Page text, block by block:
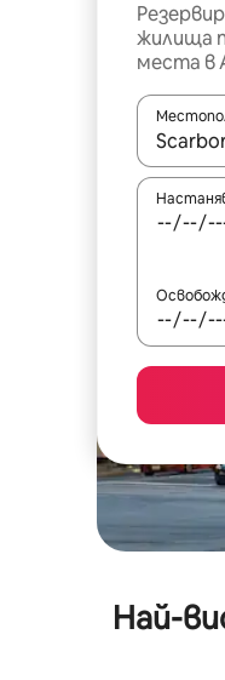
жилища
места в
Когато
Най-